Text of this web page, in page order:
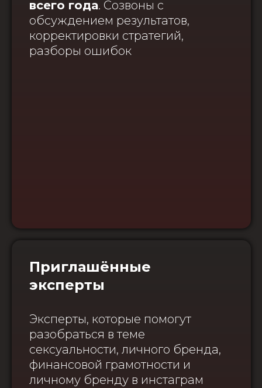
всего года. Созвоны с
обсуждением результатов,
корректировки стратегий,
разборы ошибок
Приглашённые
эксперты
Эксперты, которые помогут
разобраться в теме
сексуальности, личного бренда,
финансовой грамотности и
личному бренду в инстаграм